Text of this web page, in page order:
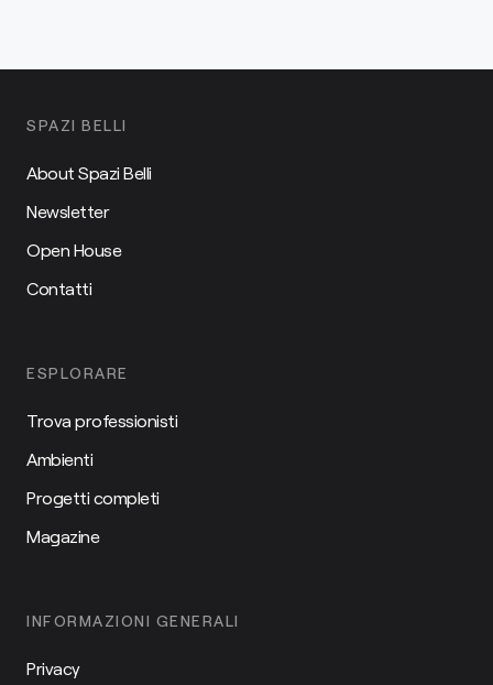
SPAZI BELLI
About Spazi Belli
Newsletter
Open House
Contatti
ESPLORARE
Trova professionisti
Ambienti
Progetti completi
Magazine
INFORMAZIONI GENERALI
Privacy